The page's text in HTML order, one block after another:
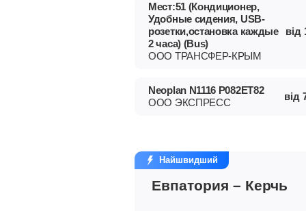
Мест:51 (Кондиционер,
Удобные сидения, USB-
розетки,остановка каждые
2 часа) (Bus)
ООО ТРАНСФЕР-КРЫМ
від
Neoplan N1116 Р082ЕТ82
ООО ЭКСПРЕСС
від
Найшвидший
Евпатория – Керчь